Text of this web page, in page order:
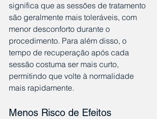
significa que as sessões de tratamento
são geralmente mais toleráveis, com
menor desconforto durante o
procedimento. Para além disso, o
tempo de recuperação após cada
sessão costuma ser mais curto,
permitindo que volte à normalidade
mais rapidamente.
Menos Risco de Efeitos